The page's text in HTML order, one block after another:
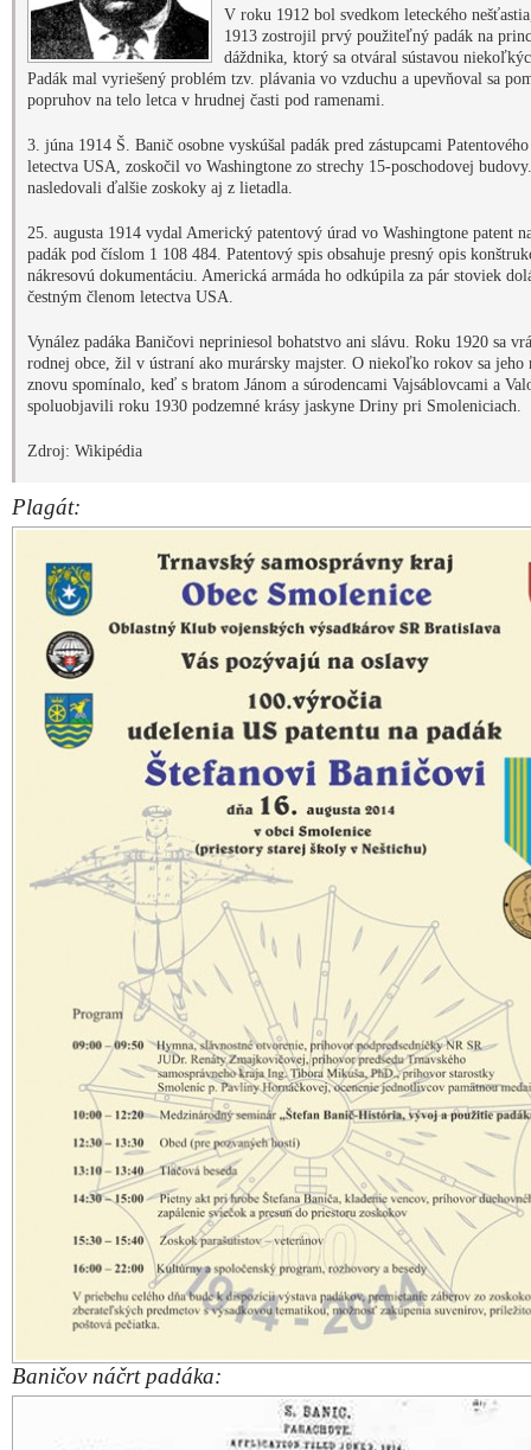
V roku 1912 bol svedkom leteckého
1913 zostrojil prvý použiteľný padák na
dáždnika, ktorý sa otváral sústavou
Padák mal vyriešený problém tzv. plávania vo vzduchu a upevňoval sa
popruhov na telo letca v hrudnej časti pod ramenami.
3. júna 1914 Š. Banič osobne vyskúšal padák pred zástupcami
letectva USA, zoskočil vo Washingtone zo strechy 15-poschodovej
nasledovali ďalšie zoskoky aj z lietadla.
25. augusta 1914 vydal Americký patentový úrad vo Washingtone patent
padák pod číslom 1 108 484. Patentový spis obsahuje presný opis
nákresovú dokumentáciu. Americká armáda ho odkúpila za pár stoviek
čestným členom letectva USA.
Vynález padáka Baničovi nepriniesol bohatstvo ani slávu. Roku 1920 sa
rodnej obce, žil v ústraní ako murársky majster. O niekoľko rokov sa jeho
znovu spomínalo, keď s bratom Jánom a súrodencami Vajsáblovcami a
spoluobjavili roku 1930 podzemné krásy jaskyne Driny pri Smoleniciach.
Zdroj: Wikipédia
Plagát:
Baničov náčrt padáka: